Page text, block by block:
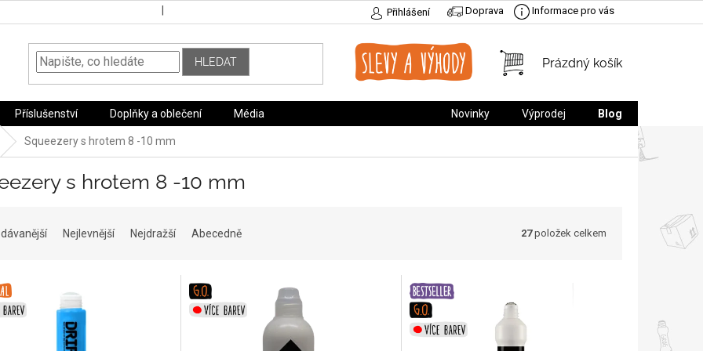
Přihlášení Doprava Informace pro vás
HLEDAT
NÁKUPNÍ
Prázdný košík
Příslušenství Doplňky a oblečení Média Novinky Výprodej Blog
Squeezery s hrotem 8 -10 mm
s hrotem 8 -10 mm
Nejlevnější Nejdražší Abecedně 27položek celkem